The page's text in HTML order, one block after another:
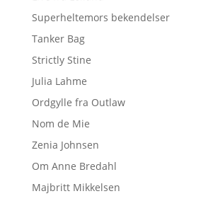
Superheltemors bekendelser
Tanker Bag
Strictly Stine
Julia Lahme
Ordgylle fra Outlaw
Nom de Mie
Zenia Johnsen
Om Anne Bredahl
Majbritt Mikkelsen